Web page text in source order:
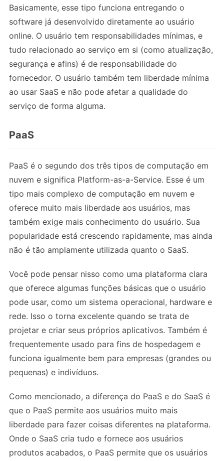
Basicamente, esse tipo funciona entregando o
software já desenvolvido diretamente ao usuário
online. O usuário tem responsabilidades mínimas, e
tudo relacionado ao serviço em si (como atualização,
segurança e afins) é de responsabilidade do
fornecedor. O usuário também tem liberdade mínima
ao usar SaaS e não pode afetar a qualidade do
serviço de forma alguma.
PaaS
PaaS é o segundo dos três tipos de computação em
nuvem e significa Platform-as-a-Service. Esse é um
tipo mais complexo de computação em nuvem e
oferece muito mais liberdade aos usuários, mas
também exige mais conhecimento do usuário. Sua
popularidade está crescendo rapidamente, mas ainda
não é tão amplamente utilizada quanto o SaaS.
Você pode pensar nisso como uma plataforma clara
que oferece algumas funções básicas que o usuário
pode usar, como um sistema operacional, hardware e
rede. Isso o torna excelente quando se trata de
projetar e criar seus próprios aplicativos. Também é
frequentemente usado para fins de hospedagem e
funciona igualmente bem para empresas (grandes ou
pequenas) e indivíduos.
Como mencionado, a diferença do PaaS e do SaaS é
que o PaaS permite aos usuários muito mais
liberdade para fazer coisas diferentes na plataforma.
Onde o SaaS cria tudo e fornece aos usuários
produtos acabados, o PaaS permite que os usuários